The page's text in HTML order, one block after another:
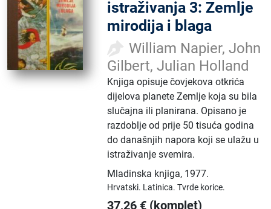
istraživanja 3: Zemlje
mirodija i blaga
William Napier, John
Gilbert, Julian Holland
Knjiga opisuje čovjekova otkrića
dijelova planete Zemlje koja su bila
slučajna ili planirana. Opisano je
razdoblje od prije 50 tisuća godina
do današnjih napora koji se ulažu u
istraživanje svemira.
Mladinska knjiga, 1977.
Hrvatski. Latinica.Tvrde korice.
37,26 € (komplet)